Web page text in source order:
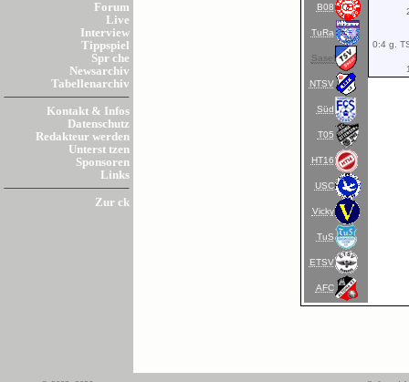
Forum
Live
Interview
Tippspiel
Spr che
Newsarchiv
Tabellenarchiv
Kontakt & Infos
Datenschutz
Redakteur werden
Unterst tzen
Sponsoren
Links
Zur ck
B08
TuRa
Sasel
NTSV
Süd
T05
HT16
USC
Vicky
TuS
ETSV
AFC
0:4 g.